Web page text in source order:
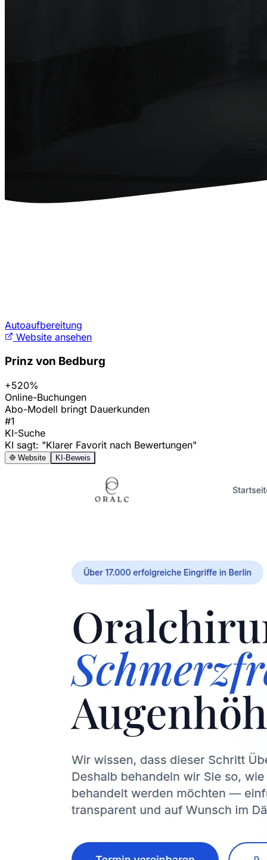
Autoaufbereitung
Website ansehen
Prinz von Bedburg
+520%
Online-Buchungen
Abo-Modell bringt Dauerkunden
#1
KI-Suche
KI sagt: "Klarer Favorit nach Bewertungen"
Website KI-Beweis